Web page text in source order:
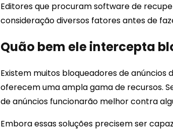
Editores que procuram software de
consideração diversos fatores antes de
Quão bem ele intercepta
Existem muitos bloqueadores de
oferecem uma ampla gama de recursos.
de anúncios funcionarão melhor contra
Embora essas soluções precisem ser